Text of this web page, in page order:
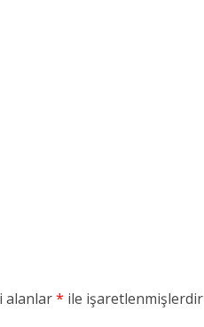
alanlar* ile işaretlenmişlerdir